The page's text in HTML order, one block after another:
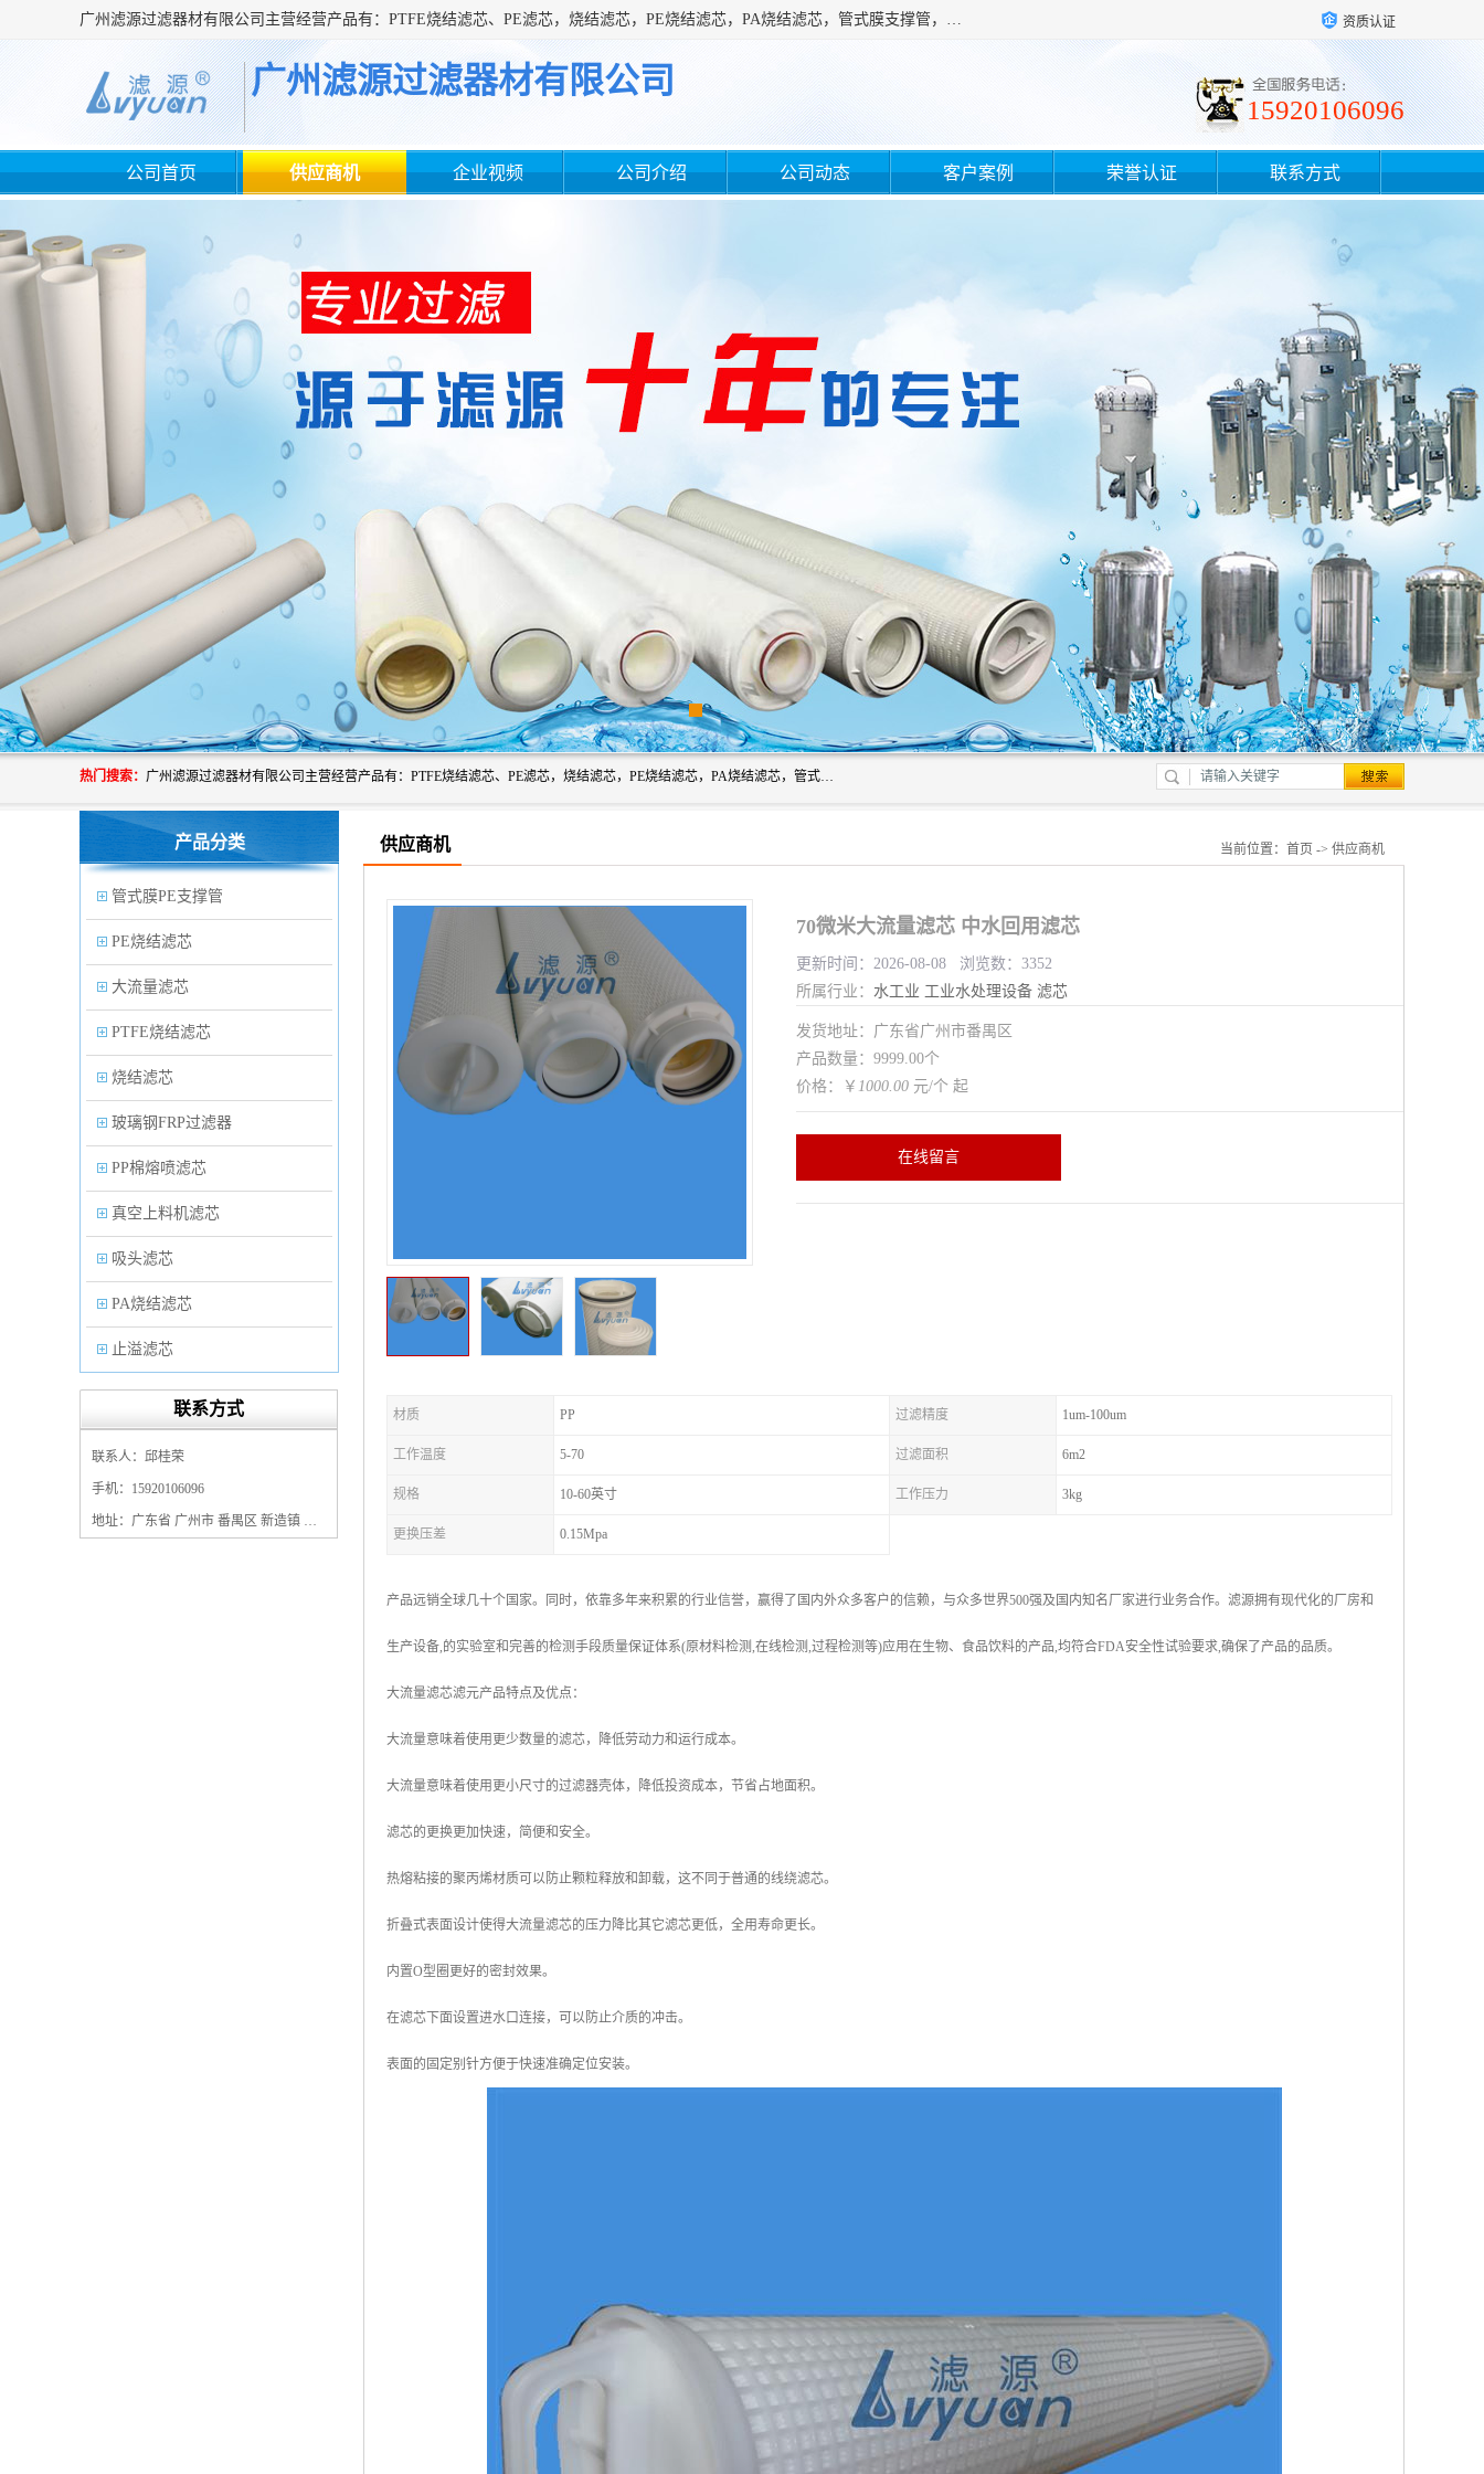
广州滤源过滤器材有限公司主营经营产品有：PTFE烧结滤芯、PE滤芯，烧结滤芯，PE烧结滤芯，PA烧结滤芯，管式膜支撑管，真空上料机滤芯，粉末烧结滤芯，止溢滤芯，吸头滤芯，湿化瓶滤芯、不锈钢烧结滤芯等。公司现拥有一批精干的管理人员和一支高素质的技术队伍，舒适优雅的办公环境和拥有全新现代化标准厂房。 资质认证
广州滤源过滤器材有限公司
15920106096
公司首页 供应商机 企业视频 公司介绍 公司动态 客户案例 荣誉认证 联系方式
热门搜索： 广州滤源过滤器材有限公司主营经营产品有：PTFE烧结滤芯、PE滤芯，烧结滤芯，PE烧结滤芯，PA烧结滤芯，管式膜支撑管，真空上料机滤芯，粉末烧结滤芯，止溢滤芯，吸头滤芯，湿化瓶滤芯、不锈钢烧结滤芯等。公司现拥有一批精干的管理人员和一支高素质的技术队伍，舒适优雅的办公环境和拥有全新现代化标准厂房。
产品分类
管式膜PE支撑管
PE烧结滤芯
大流量滤芯
PTFE烧结滤芯
烧结滤芯
玻璃钢FRP过滤器
PP棉熔喷滤芯
真空上料机滤芯
吸头滤芯
PA烧结滤芯
止溢滤芯
PP塑料过滤器
保安过滤器滤芯
联系方式
联系人：邱桂荣
手机：15920106096
地址：广东省 广州市 番禺区 新造镇 新造镇石角咀街4号三楼之一
供应商机 当前位置： 首页 -> 供应商机
70微米大流量滤芯 中水回用滤芯
更新时间：2026-08-08 浏览数：3352
所属行业： 水工业 工业水处理设备 滤芯
发货地址：广东省广州市番禺区
产品数量：9999.00个
价格：￥ 1000.00 元/个 起
在线留言
材质 PP 过滤精度 1um-100um
工作温度 5-70 过滤面积 6m2
规格 10-60英寸 工作压力 3kg
更换压差 0.15Mpa
产品远销全球几十个国家。同时，依靠多年来积累的行业信誉，赢得了国内外众多客户的信赖，与众多世界500强及国内知名厂家进行业务合作。滤源拥有现代化的厂房和
生产设备,的实验室和完善的检测手段质量保证体系(原材料检测,在线检测,过程检测等)应用在生物、食品饮料的产品,均符合FDA安全性试验要求,确保了产品的品质。
大流量滤芯滤元产品特点及优点：
大流量意味着使用更少数量的滤芯，降低劳动力和运行成本。
大流量意味着使用更小尺寸的过滤器壳体，降低投资成本，节省占地面积。
滤芯的更换更加快速，简便和安全。
热熔粘接的聚丙烯材质可以防止颗粒释放和卸载，这不同于普通的线绕滤芯。
折叠式表面设计使得大流量滤芯的压力降比其它滤芯更低，全用寿命更长。
内置O型圈更好的密封效果。
在滤芯下面设置进水口连接，可以防止介质的冲击。
表面的固定别针方便于快速准确定位安装。